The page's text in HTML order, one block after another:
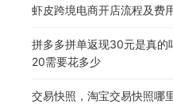
虾皮跨境电商开店流程及费
拼多多拼单返现30元是真的
20需要花多少
交易快照，淘宝交易快照哪